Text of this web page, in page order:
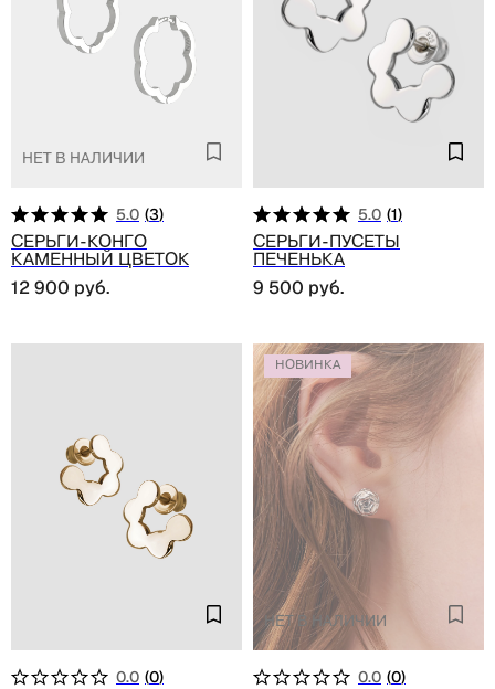
Нет в наличии
5.0 (3)
Серьги-конго
каменный цветок
12 900 руб.
5.0 (1)
Серьги-пусеты
печенька
9 500 руб.
0.0 (0)
НОВИНКА
Нет в наличии
0.0 (0)